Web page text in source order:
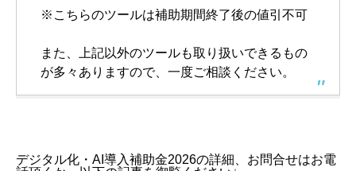
※こちらのツールは補助期間終了後の値引不可
また、上記以外のツールも取り扱いできるもの
が多々ありますので、一度ご相談ください。
デジタル化・AI導入補助金2026の詳細、お問合せはお電